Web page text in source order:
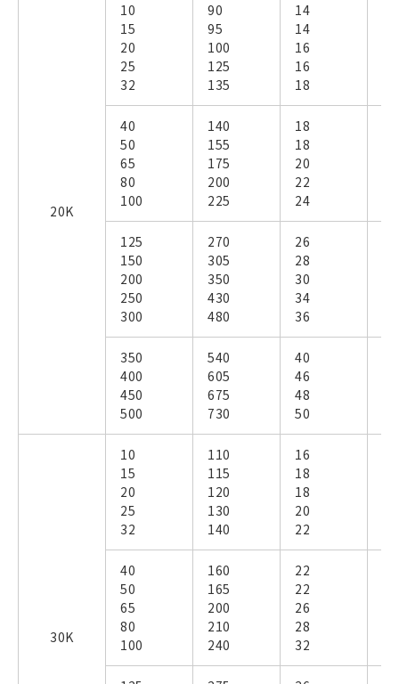
20K
10
15
20
25
32
90
95
100
125
135
14
14
16
16
18
40
50
65
80
100
140
155
175
200
225
18
18
20
22
24
125
150
200
250
300
270
305
350
430
480
26
28
30
34
36
350
400
450
500
540
605
675
730
40
46
48
50
30K
10
15
20
25
32
110
115
120
130
140
16
18
18
20
22
40
50
65
80
100
160
165
200
210
240
22
22
26
28
32